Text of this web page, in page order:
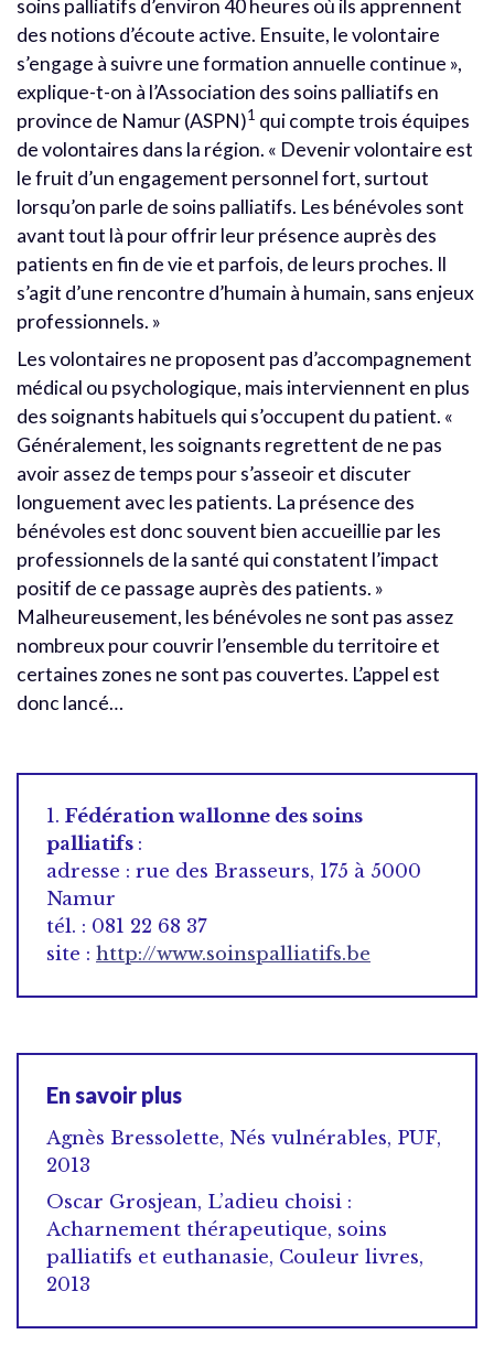
soins palliatifs d’environ 40 heures où ils apprennent
des notions d’écoute active. Ensuite, le volontaire
s’engage à suivre une formation annuelle continue »,
explique-t-on à l’Association des soins palliatifs en
province de Namur (ASPN)1 qui compte trois équipes
de volontaires dans la région. « Devenir volontaire est
le fruit d’un engagement personnel fort, surtout
lorsqu’on parle de soins palliatifs. Les bénévoles sont
avant tout là pour offrir leur présence auprès des
patients en fin de vie et parfois, de leurs proches. Il
s’agit d’une rencontre d’humain à humain, sans enjeux
professionnels. »
Les volontaires ne proposent pas d’accompagnement
médical ou psychologique, mais interviennent en plus
des soignants habituels qui s’occupent du patient. «
Généralement, les soignants regrettent de ne pas
avoir assez de temps pour s’asseoir et discuter
longuement avec les patients. La présence des
bénévoles est donc souvent bien accueillie par les
professionnels de la santé qui constatent l’impact
positif de ce passage auprès des patients. »
Malheureusement, les bénévoles ne sont pas assez
nombreux pour couvrir l’ensemble du territoire et
certaines zones ne sont pas couvertes. L’appel est
donc lancé…
1. Fédération wallonne des soins
palliatifs :
adresse : rue des Brasseurs, 175 à 5000
Namur
tél. : 081 22 68 37
site : http://www.soinspalliatifs.be
En savoir plus
Agnès Bressolette, Nés vulnérables, PUF,
2013
Oscar Grosjean, L’adieu choisi :
Acharnement thérapeutique, soins
palliatifs et euthanasie, Couleur livres,
2013